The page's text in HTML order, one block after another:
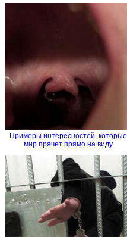
Примеры интересностей, которые
мир прячет прямо на виду